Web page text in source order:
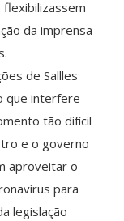
da imprensa
de Sallles
que interfere
tão difícil
e o governo
aproveitar o
para
legislação